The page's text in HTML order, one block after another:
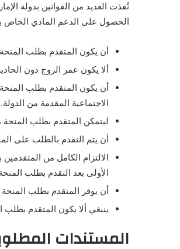
نُفذت العديد من القوانين بدولة
الحصول على الدعم المادي الخاص
أن يكون المتقدم بطلب
ألا يكون عمر الزوج دون
أن يكون المتقدم بطلب
الاجتماعية المقدمة من الدولة.
ليتمكن المتقدم بطلب المنحة من الحصول عليها يجب ألا
أن يتم التقدم بالطلب على
الالتزام الكامل من
الأولى بعد التقدم بطلب
أن يوفر المتقدم بطلب
ينبغي ألا يكون المتقدم
المستندات